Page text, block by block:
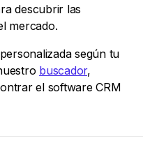
descubrir las
mercado.
según tu
buscador,
el software CRM